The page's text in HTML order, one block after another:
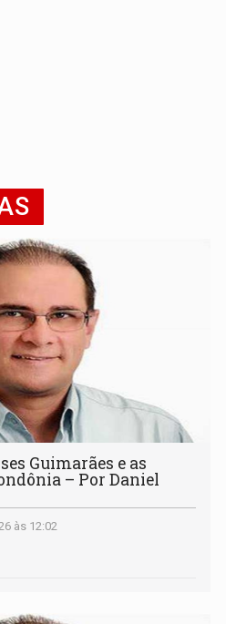
Guimarães e as
– Por Daniel
às 12:02